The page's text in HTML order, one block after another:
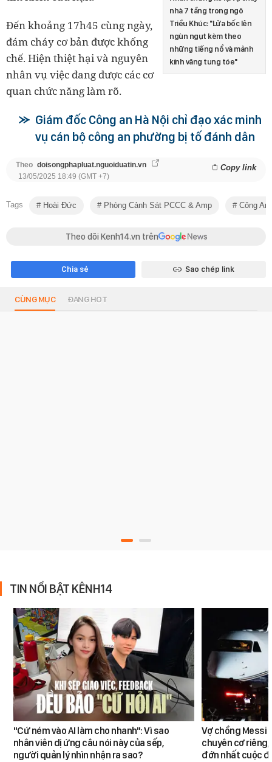
nhà 7 tầng trong ngõ
Triều Khúc: "Lửa bốc lên
ngùn ngụt kèm theo
những tiếng nổ và mảnh
kính văng tung tóe"
Đến khoảng 17h45 cùng ngày,
đám cháy cơ bản được khống
chế. Hiện thiệt hại và nguyên
nhân vụ việc đang được các cơ
quan chức năng làm rõ.
Giám đốc Công an Hà Nội chỉ đạo xác minh
vụ cán bộ công an phường bị tố đánh dân
Theo doisongphapluat.nguoiduatin.vn Copy link
13/05/2025 18:49 (GMT +7)
Tags Hoài Đức Phòng Cảnh Sát PCCC & Amp Công An
Theo dõi Kenh14.vn trên
Chia sẻ Sao chép link
CÙNG MỤC ĐANG HOT
TIN NỔI BẬT KÊNH14
"Cứ ném vào AI làm cho nhanh": Vì sao
nhân viên dị ứng câu nói này của sếp,
người quản lý nhìn nhận ra sao?
Vợ chồng Messi
chuyên cơ
đớn nhất cuộc